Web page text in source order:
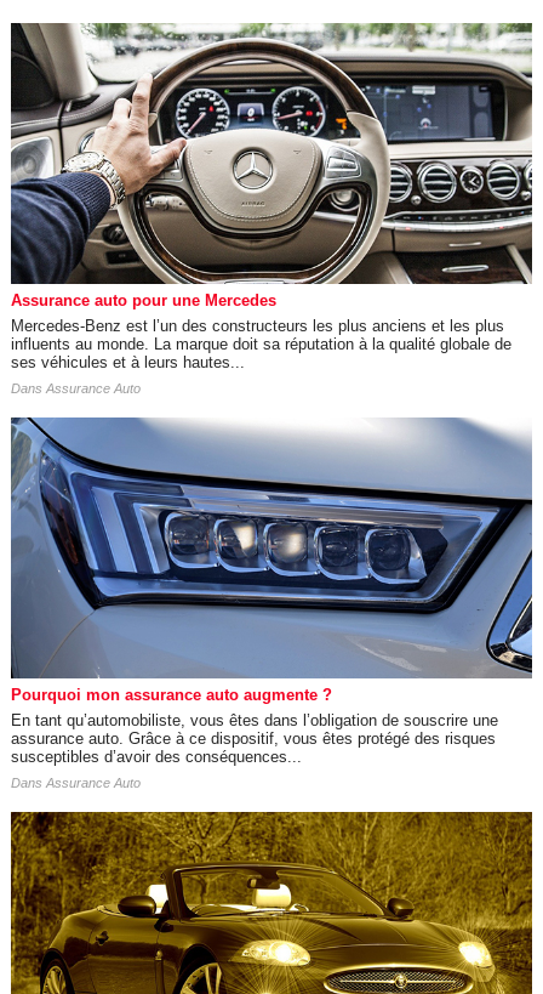
Assurance auto pour une Mercedes
Mercedes-Benz est l’un des constructeurs les plus anciens et les plus
influents au monde. La marque doit sa réputation à la qualité globale de
ses véhicules et à leurs hautes...
Dans Assurance Auto
Pourquoi mon assurance auto augmente ?
En tant qu’automobiliste, vous êtes dans l’obligation de souscrire une
assurance auto. Grâce à ce dispositif, vous êtes protégé des risques
susceptibles d’avoir des conséquences...
Dans Assurance Auto